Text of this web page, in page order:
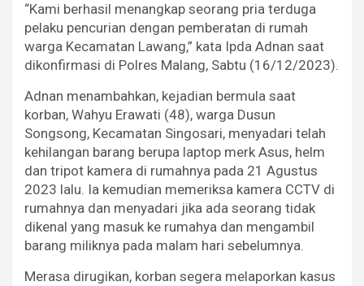
“Kami berhasil menangkap seorang pria terduga
pelaku pencurian dengan pemberatan di rumah
warga Kecamatan Lawang,” kata Ipda Adnan saat
dikonfirmasi di Polres Malang, Sabtu (16/12/2023).
Adnan menambahkan, kejadian bermula saat
korban, Wahyu Erawati (48), warga Dusun
Songsong, Kecamatan Singosari, menyadari telah
kehilangan barang berupa laptop merk Asus, helm
dan tripot kamera di rumahnya pada 21 Agustus
2023 lalu. Ia kemudian memeriksa kamera CCTV di
rumahnya dan menyadari jika ada seorang tidak
dikenal yang masuk ke rumahya dan mengambil
barang miliknya pada malam hari sebelumnya.
Merasa dirugikan, korban segera melaporkan kasus